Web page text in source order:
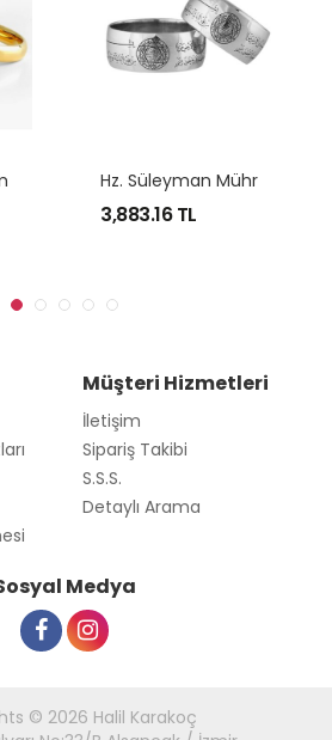
3,883.16TL
Müşteri Hizmetleri
İletişim
Sipariş Takibi
S.S.S.
Detaylı Arama
Medya
© 2026 Halil Karakoç